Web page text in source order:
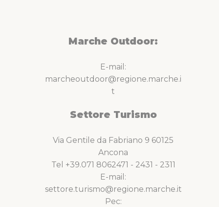
Marche Outdoor:
E-mail:
marcheoutdoor@regione.marche.i
t
Settore Turismo
Via Gentile da Fabriano 9 60125
Ancona
Tel +39.071 8062471 - 2431 - 2311
E-mail:
settore.turismo@regione.marche.it
Pec: